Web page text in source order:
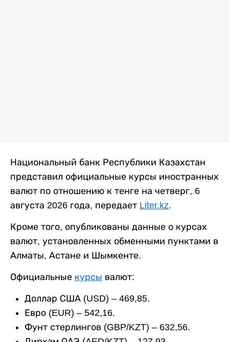
Национальный банк Республики Казахстан
представил официальные курсы иностранных
валют по отношению к тенге на четверг, 6
августа 2026 года, передает Liter.kz.
Кроме того, опубликованы данные о курсах
валют, установленных обменными пунктами в
Алматы, Астане и Шымкенте.
Официальные курсы валют:
Доллар США (USD) – 469,85.
Евро (EUR) – 542,16.
Фунт стерлингов (GBP/KZT) – 632,56.